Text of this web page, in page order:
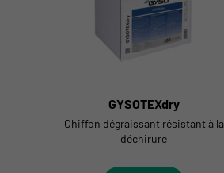
GYSOTEXdry
Chiffon dégraissant résistant à la
déchirure